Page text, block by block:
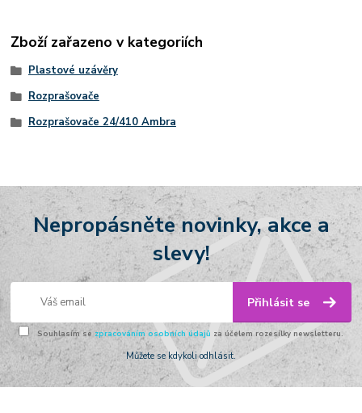
Zboží zařazeno v kategoriích
Plastové uzávěry
Rozprašovače
Rozprašovače 24/410 Ambra
Nepropásněte novinky, akce a
slevy!
Přihlásit se
Souhlasím se zpracováním osobních údajů za účelem rozesílky newsletteru.
Můžete se kdykoli odhlásit.